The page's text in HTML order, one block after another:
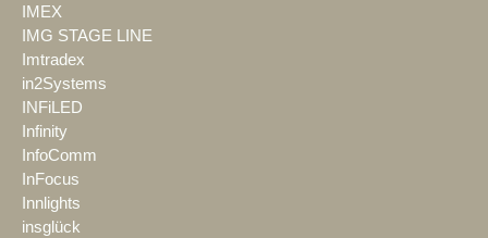
IMEX
IMG STAGE LINE
Imtradex
in2Systems
INFiLED
Infinity
InfoComm
InFocus
Innlights
insglück